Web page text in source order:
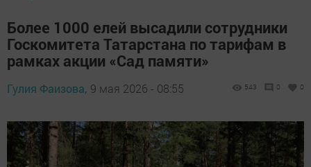
Более 1000 елей высадили сотрудники
Госкомитета Татарстана по тарифам в
рамках акции «Сад памяти»
Гулия Фаизова, 9 мая 2026 - 08:55 543 0 0